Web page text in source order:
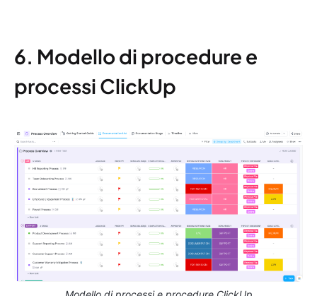
6. Modello di procedure e
processi ClickUp